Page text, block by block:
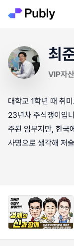
최
VIP자
대학교 1학년 때 취
23년차 주식쟁이입
주된 임무지만, 한국
사명으로 생각해 저